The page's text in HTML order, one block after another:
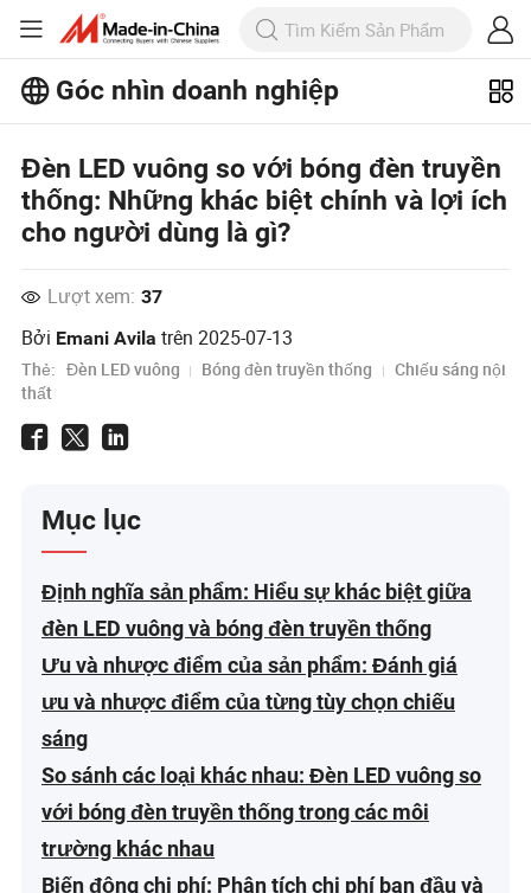
Góc nhìn doanh nghiệp
trên Business Insights!
Xem Thêm
Đèn LED vuông so với bóng đèn truyền
thống: Những khác biệt chính và lợi ích
cho người dùng là gì?
Lượt xem: 37
Bởi Emani Avila trên2025-07-13
Thẻ: Đèn LED vuông Bóng đèn truyền thống
Chiếu sáng nội
thất
Mục lục
Định nghĩa sản phẩm: Hiểu sự khác biệt giữa
đèn LED vuông và bóng đèn truyền thống
Ưu và nhược điểm của sản phẩm: Đánh giá
ưu và nhược điểm của từng tùy chọn chiếu
sáng
So sánh các loại khác nhau: Đèn LED vuông so
với bóng đèn truyền thống trong các môi
trường khác nhau
Biến động chi phí: Phân tích chi phí ban đầu và